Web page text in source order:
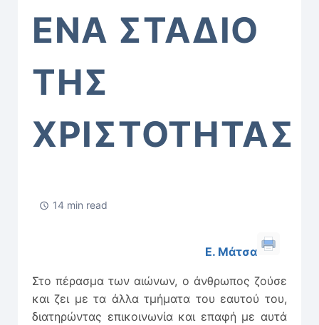
ΕΝΑ ΣΤΑΔΙΟ
ΤΗΣ
ΧΡΙΣΤΟΤΗΤΑΣ
14 min read
Ε. Μάτσα
Στο πέρασμα των αιώνων, ο άνθρωπος ζούσε
και ζει με τα άλλα τμήματα του εαυτού του,
διατηρώντας επικοινωνία και επαφή με αυτά